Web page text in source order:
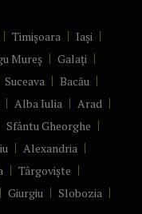
Timișoara
Iași
Mureș
Galați
Suceava
Bacău
Alba Iulia
Arad
Sfântu Gheorghe
Alexandria
Târgoviște
Giurgiu
Slobozia